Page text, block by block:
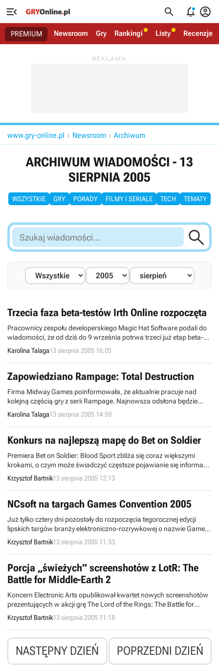
   
PREMIUM Newsroom Gry Rankingi Listy Recenzje
www.gry-online.pl  Newsroom  Archiwum
ARCHIWUM WIADOMOŚCI - 13
SIERPNIA 2005
WSZYSTKIE GRY PORADY FILMY I SERIALE TECH TEMATY
Szukaj
wiadomości...

Trzecia faza beta-testów Irth Online rozpoczęta
Pracownicy zespołu developerskiego Magic Hat Software podali do
wiadomości, że od dziś do 9 września potrwa trzeci już etap beta-
testów produkcji MMOcRPG zatytułowanej Irth Online.
Karolina Talaga13 sierpnia 2005 16:05
Zapowiedziano Rampage: Total Destruction
Firma Midway Games poinformowała, że aktualnie pracuje nad
kolejną częścią gry z serii Rampage. Najnowsza odsłona będzie
nosić podtytuł Total Destruction i ukaże się w wersji na konsole
PlayStation 2 oraz Nintendo GameCube wiosną 2006 rok, a jej cena
wynosić będzie 19,95 USD.
Karolina Talaga13 sierpnia 2005 14:59
Konkurs na najlepszą mapę do Bet on Soldier
Premiera Bet on Soldier: Blood Sport zbliża się coraz większymi
krokami, o czym może świadczyć częstsze pojawianie się informacji
dot. tegoż tytułu na naszym vortalu, czy też opublikowany ostatnio
beta-test. W końcu firmy stojące za tą pozycją starają się
przyciągnąć do niej jak najwięcej graczy jeszcze przed ukończeniem
prac. W tych działaniach ma pomóc konkurs na najciekawszą mapę
Krzysztof Bartnik13 sierpnia 2005 12:13
NCsoft na targach Games Convention 2005
Już tylko cztery dni pozostały do rozpoczęcia tegorocznej edycji
lipskich targów branży elektroniczno-rozrywkowej o nazwie Games
Convention (odbędą się w dniach 17-20 sierpnia). Tymczasem,
europejski oddział korporacji NCsoft ujawnił, jakie gry zaprezentuje
na swoim stanowisku wszystkim osobom odwiedzającym
opisywaną ekspozycję.
Krzysztof Bartnik13 sierpnia 2005 11:33
Porcja „świeżych” screenshotów z LotR: The
Battle for Middle-Earth 2
Koncern Electronic Arts opublikował kwartet nowych screenshotów
prezentujących w akcji grę The Lord of the Rings: The Battle for
Middle-Earth 2 - sequel popularnej strategii czasu rzeczywistego
(RTS), bazujący zarówno na kultowej, książkowej trylogii J.R.R.
Tolkiena, jak i na jej kinowych adaptacjach w reżyserii Petera
Jacksona.
Krzysztof Bartnik13 sierpnia 2005 11:18
NASTĘPNY DZIEŃ POPRZEDNI DZIEŃ